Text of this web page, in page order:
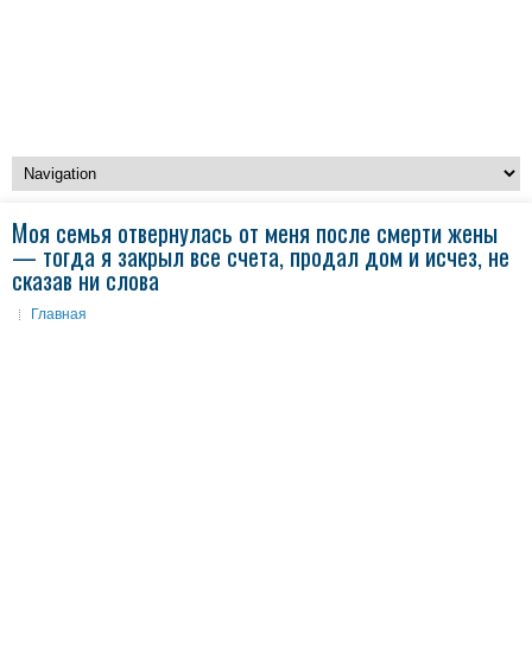
Моя семья отвернулась от меня после смерти жены
— тогда я закрыл все счета, продал дом и исчез, не
сказав ни слова
Главная